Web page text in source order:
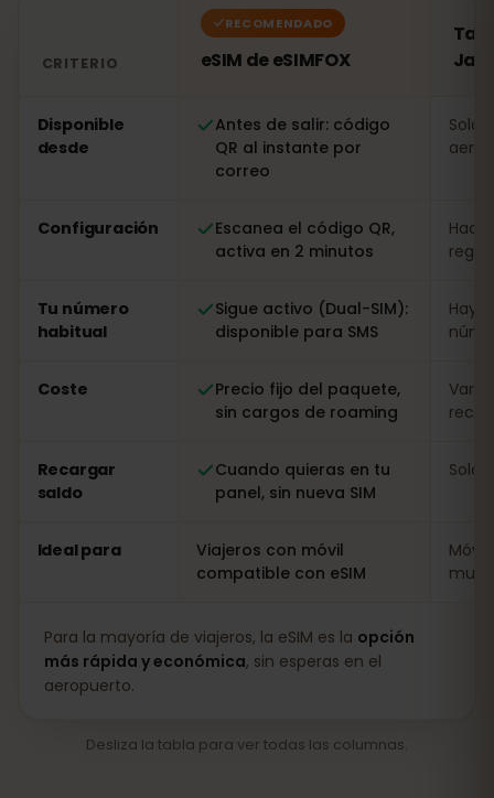
CRITERIO
RECOMENDADO
eSIM de eSIMFOX
Disponible
desde
Antes de salir: código
QR al instante por
correo
Solo
Configuración
Escanea el código QR,
activa en 2 minutos
Tu número
habitual
Sigue activo (Dual-SIM):
disponible para SMS
Hay
Coste
Precio fijo del paquete,
sin cargos de roaming
Recargar
saldo
Cuando quieras en tu
panel, sin nueva SIM
Solo
Ideal para
Viajeros con móvil
compatible con eSIM
muy
Para la mayoría de viajeros, la eSIM es la opción
más rápida y económica, sin esperas en el
aeropuerto.
Desliza la tabla para ver todas las columnas.